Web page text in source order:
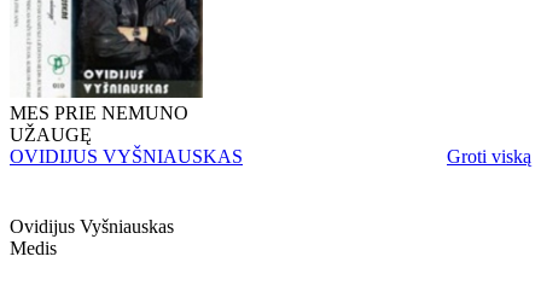
MES PRIE NEMUNO
UŽAUGĘ
OVIDIJUS VYŠNIAUSKAS
Groti viską
Ovidijus Vyšniauskas
Medis